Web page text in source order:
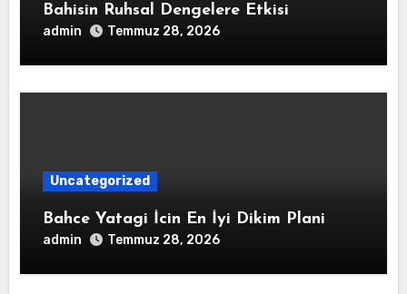
Bahisin Ruhsal Dengelere Etkisi
admin Temmuz 28, 2026
Uncategorized
Bahce Yatagi İcin En İyi Dikim Plani
admin Temmuz 28, 2026